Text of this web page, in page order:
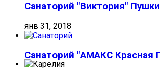
Санаторий "Виктория"
янв 31, 2018
Санаторий "АМАКС Красная